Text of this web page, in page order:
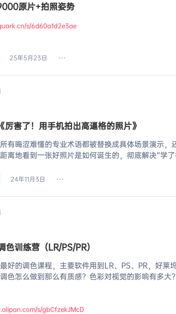
原片+拍照姿势​
s/6d60a1d2e3ae
25年5月23日
厉害了！用手机拍出高逼格的照片》
有晦涩难懂的专业术语都被替换成具体场景演示，
离地看到一张好照片是如何诞生的，彻底解决“学
24年11月3日
训练营（LR/PS/PR）
好的调色课程，主要软件用到LR、PS、PR，好莱
色怎么做到那么有质感？色彩对视觉的影响有多大
s/gbCfzekJMcD